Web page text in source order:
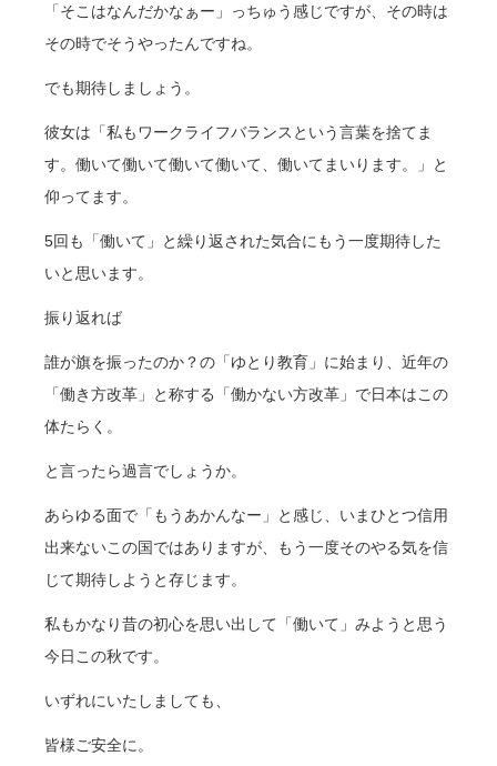
「そこはなんだかなぁー」っちゅう感じですが、その時は
その時でそうやったんですね。
でも期待しましょう。
彼女は「私もワークライフバランスという言葉を捨てま
す。働いて働いて働いて働いて、働いてまいります。」と
仰ってます。
5回も「働いて」と繰り返された気合にもう一度期待した
いと思います。
振り返れば
誰が旗を振ったのか？の「ゆとり教育」に始まり、近年の
「働き方改革」と称する「働かない方改革」で日本はこの
体たらく。
と言ったら過言でしょうか。
あらゆる面で「もうあかんなー」と感じ、いまひとつ信用
出来ないこの国ではありますが、もう一度そのやる気を信
じて期待しようと存じます。
私もかなり昔の初心を思い出して「働いて」みようと思う
今日この秋です。
いずれにいたしましても、
皆様ご安全に。